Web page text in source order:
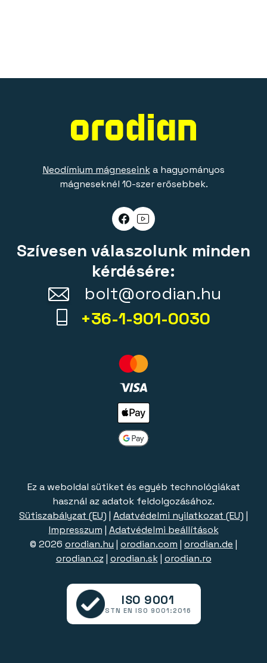
Neodímium mágneseinka hagyományos
mágneseknél 10-szer erősebbek.
Szívesen válaszolunk minden
kérdésére:
bolt@orodian.hu
+36-1-901-0030
Ez a weboldal sütiket és egyéb technológiákat
használ az adatok feldolgozásához.
Sütiszabályzat (EU) | Adatvédelmi nyilatkozat (EU) |
Impresszum | Adatvédelmi beállítások
© 2026 orodian.hu | orodian.com | orodian.de |
orodian.cz| orodian.sk| orodian.ro
ISO 9001
STN EN ISO 9001:2016